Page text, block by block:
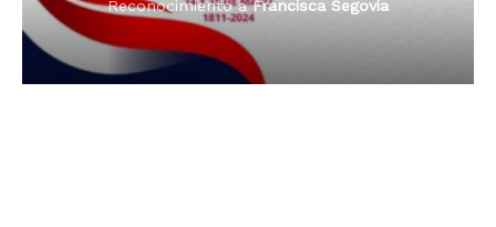
Dama de Oro 2024
Reconocimiento aFrancisca Segovia